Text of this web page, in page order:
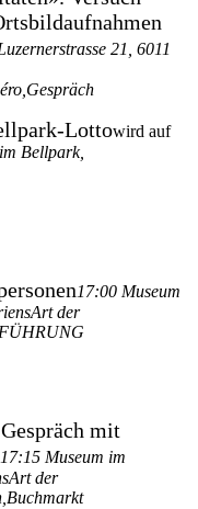
21, 6011
Gespräch
Lottowird auf
Bellpark,
17:00 Museum
Art der
FÜHRUNG
mit
17:15 Museum im
Art der
Buchmarkt